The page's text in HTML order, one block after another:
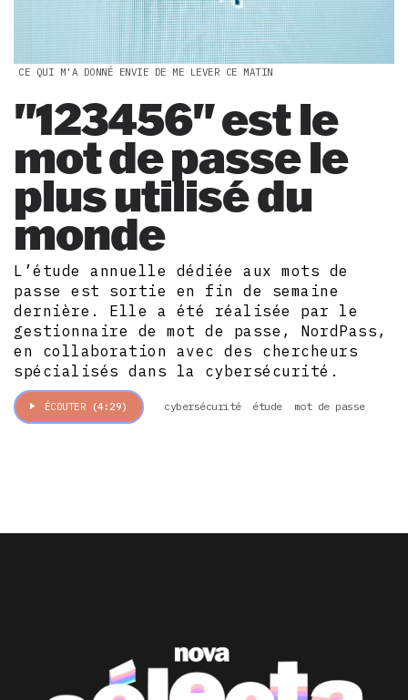
CE QUI M'A DONNÉ ENVIE DE ME LEVER CE MATIN
"123456" est le
mot de passe le
plus utilisé du
monde
L’étude annuelle dédiée aux mots de
passe est sortie en fin de semaine
dernière. Elle a été réalisée par le
gestionnaire de mot de passe, NordPass,
en collaboration avec des chercheurs
spécialisés dans la cybersécurité.
ÉCOUTER (4:29) cybersécurité étude mot de passe